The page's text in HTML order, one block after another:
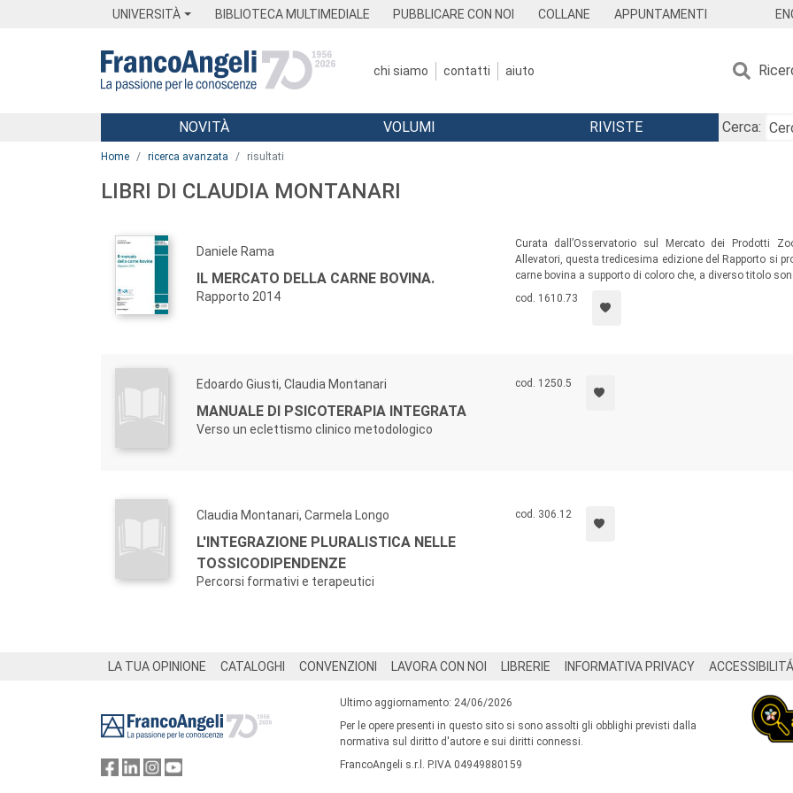
UNIVERSITÀ BIBLIOTECA MULTIMEDIALE PUBBLICARE CON NOI COLLANE APPUNTAMENTI
chi siamo contatti aiuto
Menu
NOVITÀ VOLUMI RIVISTE
Cerca:
Home ricerca avanzata risultati
LIBRI DI CLAUDIA MONTANARI
Daniele Rama
IL MERCATO DELLA CARNE BOVINA.
Rapporto 2014
Curata dall’Osservatorio sul Mercato dei Prodotti
Allevatori, questa tredicesima edizione del Rapporto si
carne bovina a supporto di coloro che, a diverso titolo
cod. 1610.73
Edoardo Giusti, Claudia Montanari
MANUALE DI PSICOTERAPIA INTEGRATA
Verso un eclettismo clinico metodologico
cod. 1250.5
Claudia Montanari, Carmela Longo
L'INTEGRAZIONE PLURALISTICA NELLE
TOSSICODIPENDENZE
Percorsi formativi e terapeutici
cod. 306.12
LA TUA OPINIONE CATALOGHI CONVENZIONI LAVORA CON NOI LIBRERIE INFORMATIVA PRIVACY ACCESSIBILITÁ
Ultimo aggiornamento: 24/06/2026
Per le opere presenti in questo sito si sono assolti gli obblighi previsti dalla
normativa sul diritto d'autore e sui diritti connessi.
FrancoAngeli s.r.l. P.IVA 04949880159